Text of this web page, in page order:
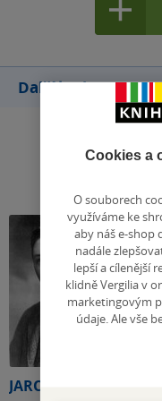
Další knihy autora
JAROSLAV HAŠEK
Cookies a
O souborech
využíváme ke
aby náš e-shop
nadále
lepší a cílenější
klidně Vergilia v
marketingovým
údaje. Ale vše